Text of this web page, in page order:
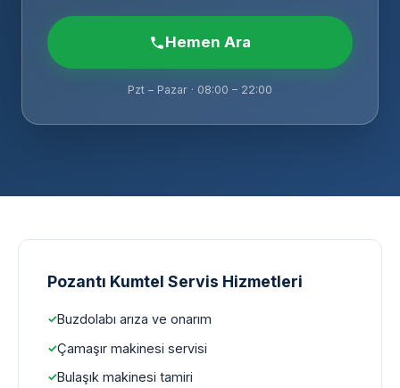
Hemen Ara
Pzt – Pazar · 08:00 – 22:00
Pozantı Kumtel Servis Hizmetleri
Buzdolabı arıza ve onarım
Çamaşır makinesi servisi
Bulaşık makinesi tamiri